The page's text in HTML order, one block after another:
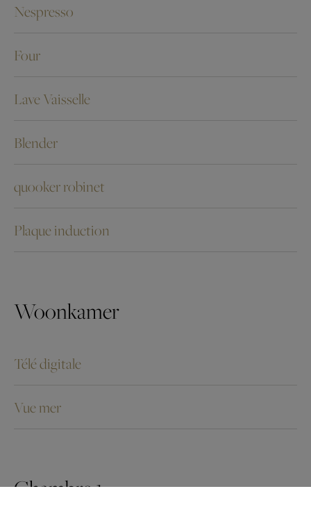
Nespresso
Four
Lave Vaisselle
Blender
quooker robinet
Plaque induction
Woonkamer
Télé digitale
Vue mer
Chambre 1